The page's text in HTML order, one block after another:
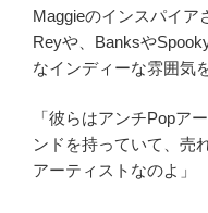
Maggieのインスパイア
Reyや、Banksや
なインディーな雰囲気
「彼らはアンチPopア
ンドを持っていて、売
アーティストなのよ」